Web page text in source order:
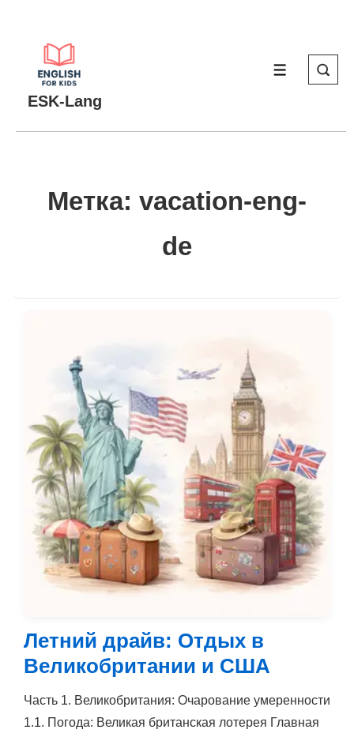
основному
содержимому
ESK-Lang
МЕНЮ
Метка: vacation-eng-
de
Летний драйв: Отдых в
Великобритании и США
Часть 1. Великобритания: Очарование умеренности
1.1. Погода: Великая британская лотерея Главная